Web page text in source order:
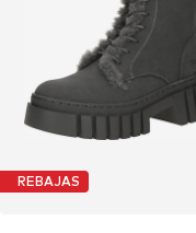
REBAJAS